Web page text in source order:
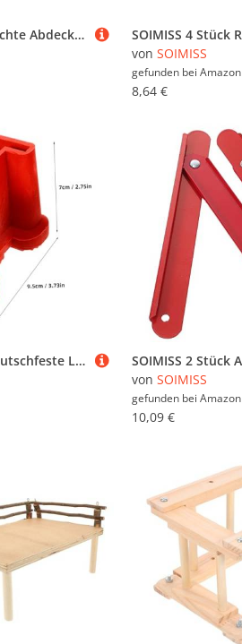
SOIMISS Wasserdichte Abdeckung für Klappleitern aus Oxford UV Schutz und Regenschutz Platzsparend Vielseitig Einsetzbar für Garten Baustelle und Aufbewahrung
von SOIMISS
gefunden bei Amazon
8,64 €
SOIMISS 4 Stück Rutschfeste Leiterfüße Schutzkappen Langlebige Leiterbeinschoner Rutschhemmende Leiterfüße Abdeckungen Praktische Leiterzubehör für Sichere Nutzung
von SOIMISS
gefunden bei Amazon
10,09 €